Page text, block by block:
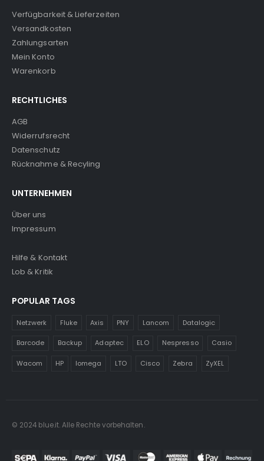
Verfügbarkeit & Lieferzeiten
Versandkosten
Zahlungsarten
Mein Konto
Warenkorb
RECHTLICHES
AGB
Widerrufsrecht
Datenschutz
Rücknahme & Recyling
UNTERNEHMEN
Über uns
Impressum
Hilfe & Kontakt
Lob & Kritik
POPULAR TAGS
Netzwerk Fluke Axis PNY Lancom Datalogic
Barcode Backup Adaptec ELO Nespresso Casio
Wacom HP Iomega LTO Cisco Zebra ZyXEL
© 2024 blue.it. Alle Rechte vorbehalten.